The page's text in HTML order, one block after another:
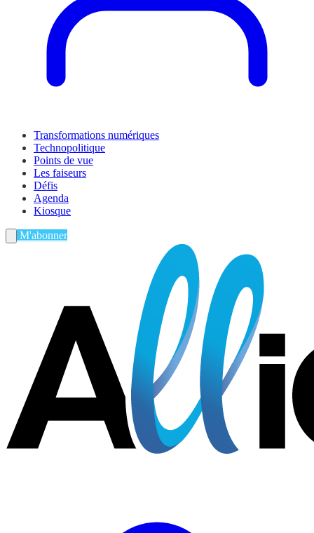
Transformations numériques
Technopolitique
Points de vue
Les faiseurs
Défis
Agenda
Kiosque
M'abonner